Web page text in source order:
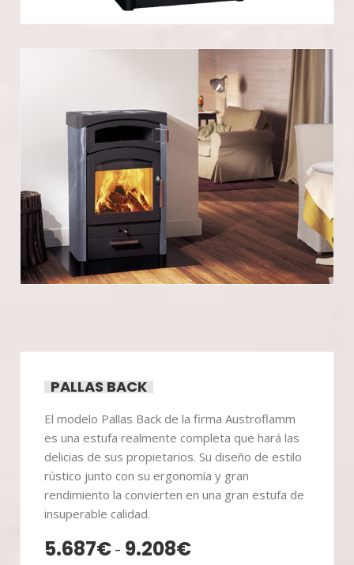
PALLAS BACK
El modelo Pallas Back de la firma Austroflamm
es una estufa realmente completa que hará las
delicias de sus propietarios. Su diseño de estilo
rústico junto con su ergonomía y gran
rendimiento la convierten en una gran estufa de
insuperable calidad.
5.687€ - 9.208€Rango